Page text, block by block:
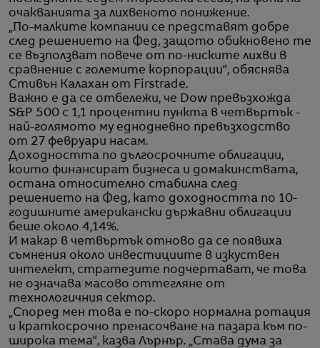
очакванията за лихвеното понижение.
„По-малките компании се представят добре
след решението на Фед, защото обикновено те
се възползват повече от по-ниските лихви в
сравнение с големите корпорации“, обяснява
Стивън Калахан от Firstrade.
Важно е да се отбележи, че Dow превъзхожда
S&P 500 с 1,1 процентни пункта в четвъртък -
най-голямото му еднодневно превъзходство
от 27 февруари насам.
Доходността по дългосрочните облигации,
които финансират бизнеса и домакинствата,
остана относително стабилна след
решението на Фед, като доходността по 10-
годишните американски държавни облигации
беше около 4,14%.
И макар в четвъртък отново да се появиха
съмнения около инвестициите в изкуствен
интелект, стратезите подчертават, че това
не означава масово оттегляне от
технологичния сектор.
„Според мен това е по-скоро нормална ротация
и краткосрочно пренасочване на пазара към по-
широка тема“, казва Лърнър. „Става дума за